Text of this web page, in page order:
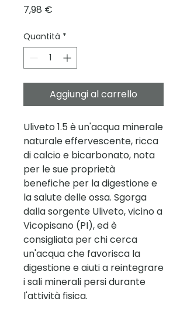
7,98 €
Quantità *
Aggiungi al carrello
Uliveto 1.5 è un'acqua minerale
naturale effervescente, ricca
di calcio e bicarbonato, nota
per le sue proprietà
benefiche per la digestione e
la salute delle ossa. Sgorga
dalla sorgente Uliveto, vicino a
Vicopisano (PI), ed è
consigliata per chi cerca
un'acqua che favorisca la
digestione e aiuti a reintegrare
i sali minerali persi durante
l'attività fisica.